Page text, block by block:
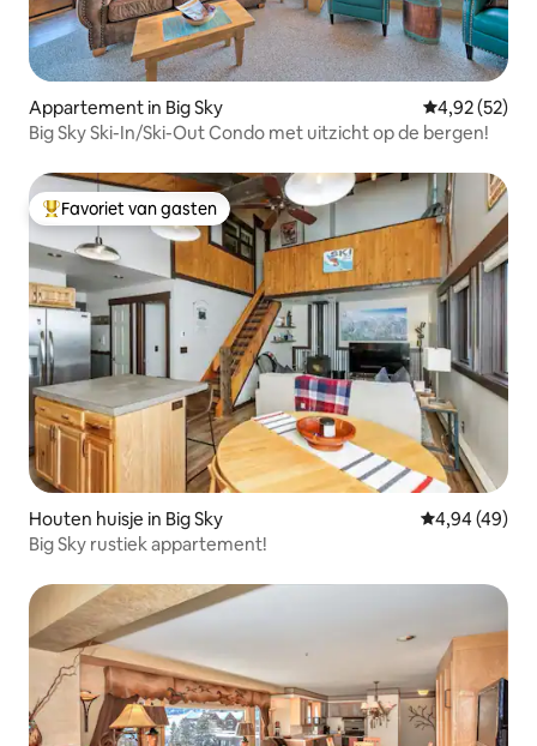
Appartement in Big Sky Gemiddelde
4,92 (52)
Big Sky Ski-In/Ski-Out Condo met uitzicht op de bergen!
Topfavoriet van gasten
Favoriet van gasten
Houten huisje in Big Sky Gemiddelde
4,94 (49)
Big Sky rustiek appartement!